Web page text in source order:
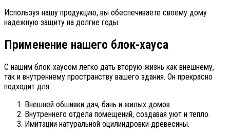
Используя нашу продукцию, вы обеспечиваете своему дому
надежную защиту на долгие годы.
Применение нашего блок-хауса
С нашим блок-хаусом легко дать вторую жизнь как внешнему,
так и внутреннему пространству вашего здания. Он прекрасно
подходит для:
Внешней обшивки дач, бань и жилых домов.
Внутреннего отдела помещений, создавая уют и тепло.
Имитации натуральной оцилиндровки древесины.